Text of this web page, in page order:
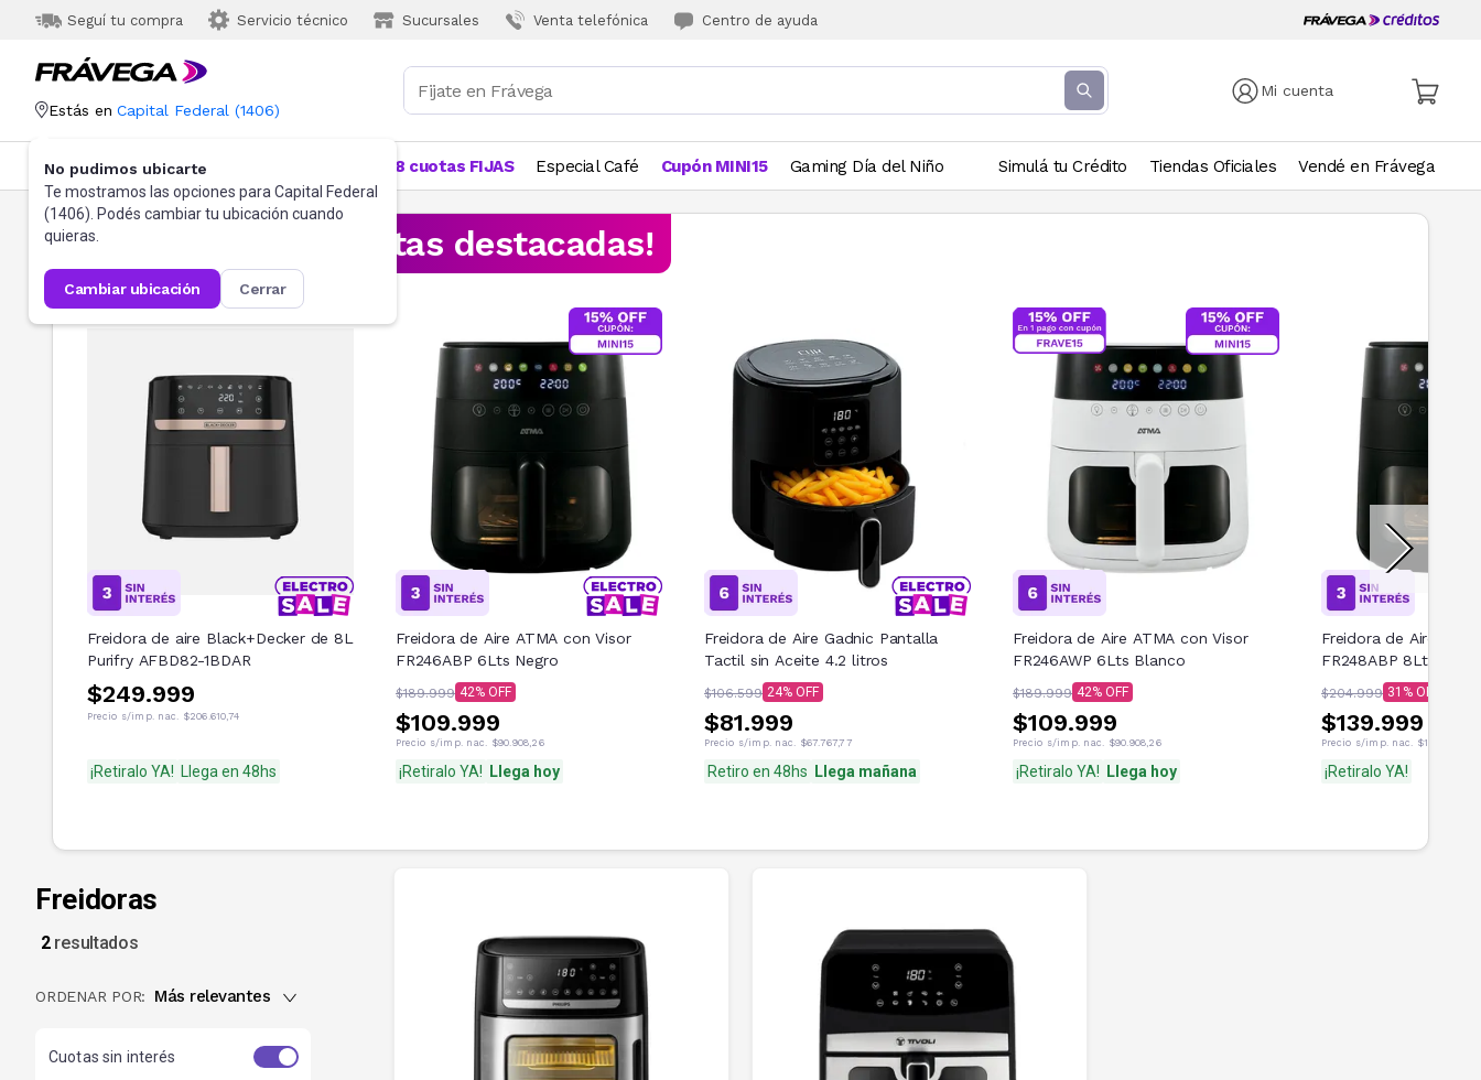
Seguí tu compra Servicio técnico Sucursales Venta telefónica Centro de ayuda
Mi cuenta
Estás en Capital Federal (1406)
No pudimos ubicarte
Te mostramos las opciones para Capital Federal
(1406). Podés cambiar tu ubicación cuando
quieras.
cambiar ubicación cerrar
Categorías Más Vendidos 18 cuotas FIJAS Especial Café Cupón MINI15 Gaming Día del Niño Simulá tu Crédito Tiendas Oficiales Vendé en Frávega
¡Aprovechá las ofertas destacadas!
Freidora de aire Black+Decker de 8L
Purifry AFBD82-1BDAR
$249.999
Precio s/imp. nac. $206.610,74
¡Retiralo YA! Llega en 48hs
Freidora de Aire ATMA con Visor
FR246ABP 6Lts Negro
$189.999 42
$109.999
Precio s/imp. nac. $90.908,26
¡Retiralo YA! Llega hoy
Freidora de Aire Gadnic Pantalla
Tactil sin Aceite 4.2 litros
$106.599 24
$81.999
Precio s/imp. nac. $67.767,77
Retiro en 48hs Llega mañana
Freidora de Aire ATMA con Visor
FR246AWP 6Lts Blanco
$189.999 42
$109.999
Precio s/imp. nac. $90.908,26
¡Retiralo YA! Llega hoy
Freidora de Aire
FR248ABP 8Lts
$204.999 31
$139.999
Precio s/imp. nac. $115.701,65
¡Retiralo YA!
Freidoras
2resultados
ORDENAR POR: Más relevantes
Cuotas sin interés